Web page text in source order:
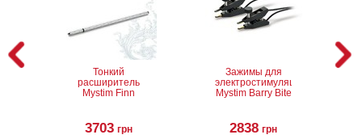
Тонкий
расширитель
Mystim Finn
3703 грн
Зажимы для
электростимуляции
Mystim Barry Bite
2838 грн